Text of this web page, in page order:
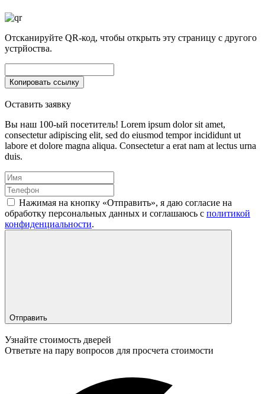
Отсканируйте QR-код, чтобы открыть эту страницу с другого
устрйоства.
Оставить заявку
Вы наш 100-ый посетитель! Lorem ipsum dolor sit amet,
consectetur adipiscing elit, sed do eiusmod tempor incididunt ut
labore et dolore magna aliqua. Consectetur a erat nam at lectus urna
duis.
Нажимая на кнопку «Отправить», я даю согласие на
обработку персональных данных и соглашаюсь c политикой
конфиденциальности.
Отправить
Узнайте стоимость дверей
Ответьте на пару вопросов для просчета стоимости